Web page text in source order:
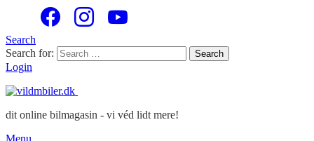
Search
Search for:
Search
Login
dit online bilmagasin - vi véd lidt mere!
Menu